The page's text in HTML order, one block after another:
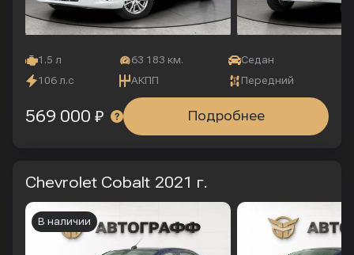
1.5 л 63 183 км.
Седан
106 л.с
АКПП Передний
Подробнее
569 000 ₽
Chevrolet Cobalt 2021 г.
В наличии